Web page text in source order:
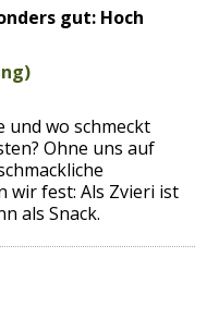
gut: Hoch
und wo schmeckt
Ohne uns auf
wir fest: Als Zvieri ist
als Snack.